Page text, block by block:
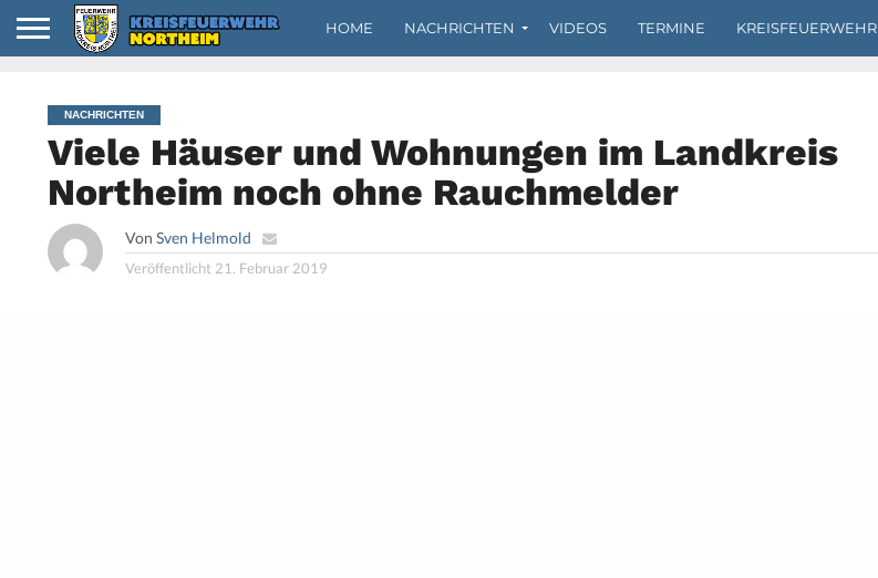
HOME NACHRICHTEN VIDEOS TERMINE KREISFEUERWEHR
NACHRICHTEN
Viele Häuser und Wohnungen im Landkreis
Northeim noch ohne Rauchmelder
Von Sven Helmold
Veröffentlicht 21. Februar 2019